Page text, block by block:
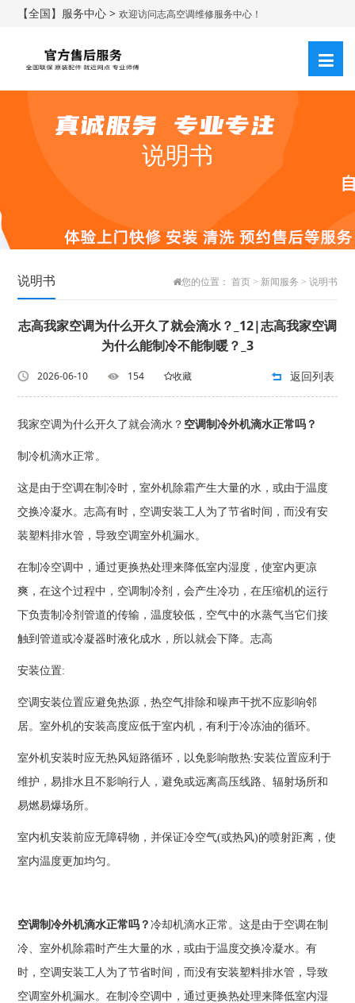
【全国】服务中心 >欢迎访问志高空调维修服务中心！
说明书
说明书 您的位置： 首页> 新闻服务 > 说明书
志高我家空调为什么开久了就会滴水？_12|志高我家空调
为什么能制冷不能制暖？_3
2026-06-10 154 收藏 返回列表
我家空调为什么开久了就会滴水？ 空调制冷外机滴水正常吗？
制冷机滴水正常。
这是由于空调在制冷时，室外机除霜产生大量的水，或由于温度
交换冷凝水。志高有时，空调安装工人为了节省时间，而没有安
装塑料排水管，导致空调室外机漏水。
在制冷空调中，通过更换热处理来降低室内湿度，使室内更凉
爽，在这个过程中，空调制冷剂，会产生冷功，在压缩机的运行
下负责制冷剂管道的传输，温度较低，空气中的水蒸气当它们接
触到管道或冷凝器时液化成水，所以就会下降。志高
安装位置:
空调安装位置应避免热源，热空气排除和噪声干扰不应影响邻
居。室外机的安装高度应低于室内机，有利于冷冻油的循环。
室外机安装时应无热风短路循环，以免影响散热:安装位置应利于
维护，易排水且不影响行人，避免或远离高压线路、辐射场所和
易燃易爆场所。
室内机安装前应无障碍物，并保证冷空气(或热风)的喷射距离，使
室内温度更加均匀。
空调制冷外机滴水正常吗？冷却机滴水正常。这是由于空调在制
冷、室外机除霜时产生大量的水，或由于温度交换冷凝水。有
时，空调安装工人为了节省时间，而没有安装塑料排水管，导致
空调室外机漏水。在制冷空调中，通过更换热处理来降低室内湿